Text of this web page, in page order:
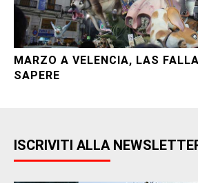
MARZO A VELENCIA, LAS
SAPERE
ISCRIVITI ALLA